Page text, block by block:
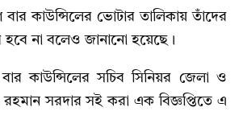
বার কাউন্সিলের ভোটার তালিকায় তাঁদের
হবে না বলেও জানানো হয়েছে।
বার কাউন্সিলের সচিব সিনিয়র জেলা ও
সরদার সই করা এক বিজ্ঞপ্তিতে এ